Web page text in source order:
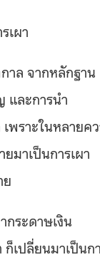
เผา
าล จากหลักฐาน
และการนำ
พราะในหลายค
มาเป็นการเผา
ระดาษเงิน
ก็เปลี่ยนมาเป็นก